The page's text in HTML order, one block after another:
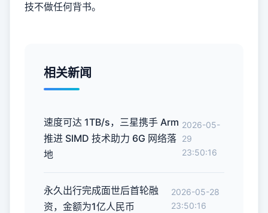
技不做任何背书。
相关新闻
速度可达 1TB/s，三星携手 Arm
推进 SIMD 技术助力 6G 网络落
地
2026-05-
29
23:50:16
永久出行完成面世后首轮融
资，金额为1亿人民币
2026-05-28
23:50:16